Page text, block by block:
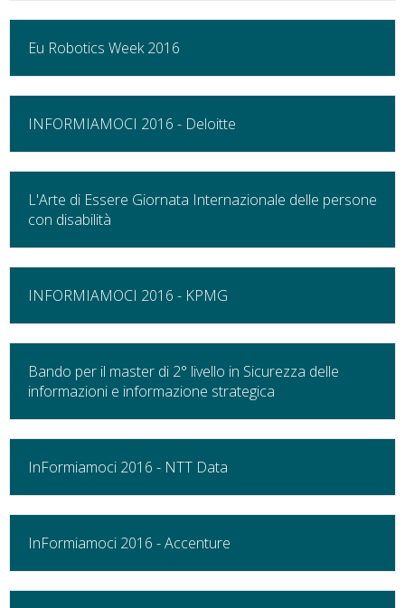
Eu Robotics Week 2016
INFORMIAMOCI 2016 - Deloitte
L'Arte di Essere Giornata Internazionale delle persone
con disabilità
INFORMIAMOCI 2016 - KPMG
Bando per il master di 2° livello in Sicurezza delle
informazioni e informazione strategica
InFormiamoci 2016 - NTT Data
InFormiamoci 2016 - Accenture